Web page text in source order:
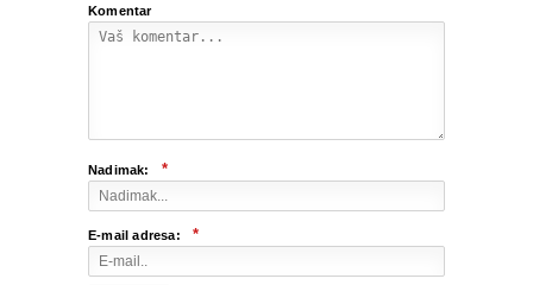
Komentar
Nadimak: *
E-mail adresa: *